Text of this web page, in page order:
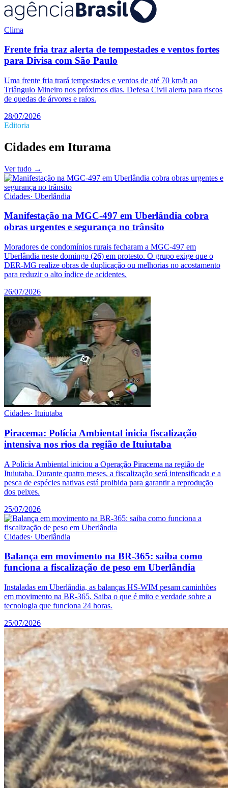
Clima
Frente fria traz alerta de tempestades e ventos fortes
para Divisa com São Paulo
Uma frente fria trará tempestades e ventos de até 70 km/h ao
Triângulo Mineiro nos próximos dias. Defesa Civil alerta para riscos
de quedas de árvores e raios.
28/07/2026
Editoria
Cidades em Iturama
Ver tudo →
Cidades· Uberlândia
Manifestação na MGC-497 em Uberlândia cobra
obras urgentes e segurança no trânsito
Moradores de condomínios rurais fecharam a MGC-497 em
Uberlândia neste domingo (26) em protesto. O grupo exige que o
DER-MG realize obras de duplicação ou melhorias no acostamento
para reduzir o alto índice de acidentes.
26/07/2026
Cidades· Ituiutaba
Piracema: Polícia Ambiental inicia fiscalização
intensiva nos rios da região de Ituiutaba
A Polícia Ambiental iniciou a Operação Piracema na região de
Ituiutaba. Durante quatro meses, a fiscalização será intensificada e a
pesca de espécies nativas está proibida para garantir a reprodução
dos peixes.
25/07/2026
Cidades· Uberlândia
Balança em movimento na BR-365: saiba como
funciona a fiscalização de peso em Uberlândia
Instaladas em Uberlândia, as balanças HS-WIM pesam caminhões
em movimento na BR-365. Saiba o que é mito e verdade sobre a
tecnologia que funciona 24 horas.
25/07/2026